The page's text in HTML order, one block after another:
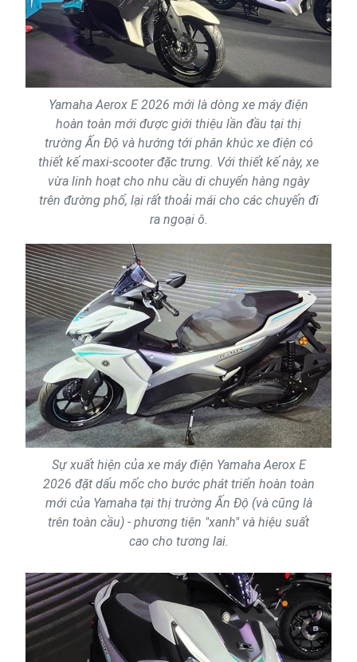
Yamaha Aerox E 2026 mới là dòng xe máy điện
hoàn toàn mới được giới thiệu lần đầu tại thị
trường Ấn Độ và hướng tới phân khúc xe điện có
thiết kế maxi-scooter đặc trưng. Với thiết kế này, xe
vừa linh hoạt cho nhu cầu di chuyển hàng ngày
trên đường phố, lại rất thoải mái cho các chuyến đi
ra ngoại ô.
Sự xuất hiện của xe máy điện Yamaha Aerox E
2026 đặt dấu mốc cho bước phát triển hoàn toàn
mới của Yamaha tại thị trường Ấn Độ (và cũng là
trên toàn cầu) - phương tiện "xanh" và hiệu suất
cao cho tương lai.